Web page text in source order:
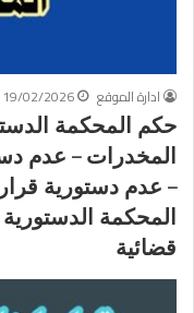
ادارة الموقع
19/02/2026
حكم المحكمة
– عدم دستورية
قضائية